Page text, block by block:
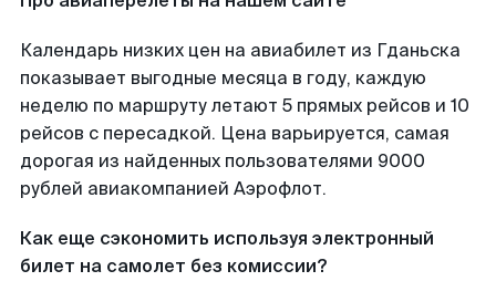
Календарь низких цен на авиабилет из Гданьска
показывает выгодные месяца в году, каждую
неделю по маршруту летают 5 прямых рейсов и 10
рейсов с пересадкой. Цена варьируется, самая
дорогая из найденных пользователями 9000
рублей авиакомпанией Аэрофлот.
Как еще сэкономить используя электронный
билет на самолет без комиссии?